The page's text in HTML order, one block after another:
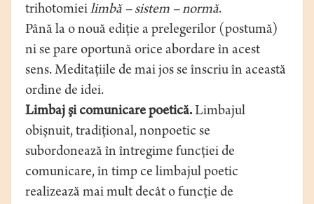
trihotomieilimbă – sistem – normă.
Până la o nouă ediţie a prelegerilor (postumă)
ni se pare oportună orice abordare în acest
sens. Meditaţiile de mai jos se înscriu în această
ordine de idei.
Limbaj şi comunicare poetică.Limbajul
obişnuit, tradiţional, nonpoetic se
subordonează în întregime funcţiei de
comunicare, în timp ce limbajul poetic
realizează mai mult decât o funcţie de